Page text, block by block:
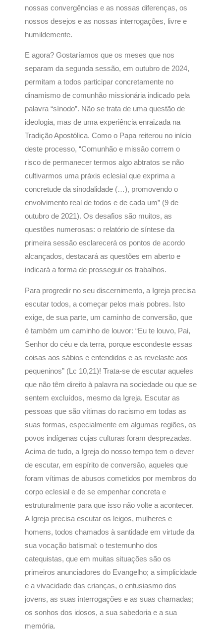
nossas convergências e as nossas diferenças, os
nossos desejos e as nossas interrogações, livre e
humildemente.
E agora? Gostaríamos que os meses que nos
separam da segunda sessão, em outubro de 2024,
permitam a todos participar concretamente no
dinamismo de comunhão missionária indicado pela
palavra “sínodo”. Não se trata de uma questão de
ideologia, mas de uma experiência enraizada na
Tradição Apostólica. Como o Papa reiterou no início
deste processo, “Comunhão e missão correm o
risco de permanecer termos algo abtratos se não
cultivarmos uma práxis eclesial que exprima a
concretude da sinodalidade (…), promovendo o
envolvimento real de todos e de cada um” (9 de
outubro de 2021). Os desafios são muitos, as
questões numerosas: o relatório de síntese da
primeira sessão esclarecerá os pontos de acordo
alcançados, destacará as questões em aberto e
indicará a forma de prosseguir os trabalhos.
Para progredir no seu discernimento, a Igreja precisa
escutar todos, a começar pelos mais pobres. Isto
exige, de sua parte, um caminho de conversão, que
é também um caminho de louvor: “Eu te louvo, Pai,
Senhor do céu e da terra, porque escondeste essas
coisas aos sábios e entendidos e as revelaste aos
pequeninos” (Lc 10,21)! Trata-se de escutar aqueles
que não têm direito à palavra na sociedade ou que se
sentem excluídos, mesmo da Igreja. Escutar as
pessoas que são vítimas do racismo em todas as
suas formas, especialmente em algumas regiões, os
povos indígenas cujas culturas foram desprezadas.
Acima de tudo, a Igreja do nosso tempo tem o dever
de escutar, em espírito de conversão, aqueles que
foram vítimas de abusos cometidos por membros do
corpo eclesial e de se empenhar concreta e
estruturalmente para que isso não volte a acontecer.
A Igreja precisa escutar os leigos, mulheres e
homens, todos chamados à santidade em virtude da
sua vocação batismal: o testemunho dos
catequistas, que em muitas situações são os
primeiros anunciadores do Evangelho; a simplicidade
e a vivacidade das crianças, o entusiasmo dos
jovens, as suas interrogações e as suas chamadas;
os sonhos dos idosos, a sua sabedoria e a sua
memória.